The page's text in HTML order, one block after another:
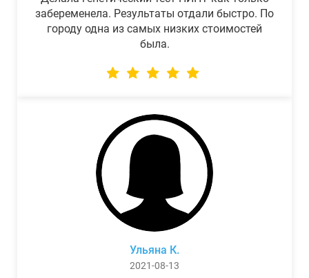
забеременела. Результаты отдали быстро. По
городу одна из самых низких стоимостей
была.
Ульяна К.
2021-08-13